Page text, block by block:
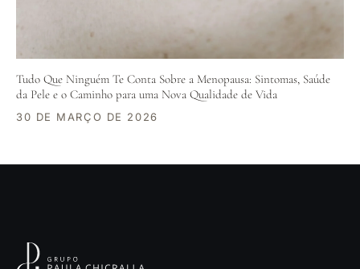
Tudo Que Ninguém Te Conta Sobre a Menopausa: Sintomas, Saúde
da Pele e o Caminho para uma Nova Qualidade de Vida
30 DE MARÇO DE 2026